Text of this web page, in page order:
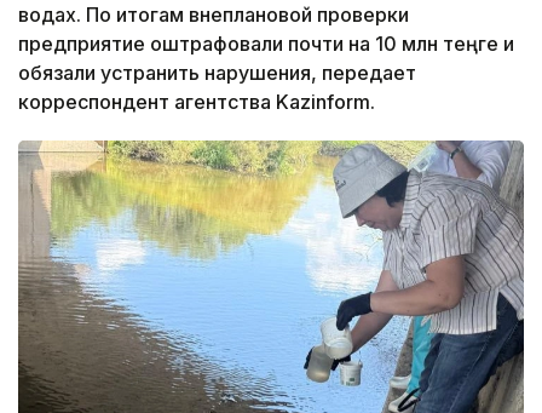
водах. По итогам внеплановой проверки
предприятие оштрафовали почти на 10 млн теңге и
обязали устранить нарушения, передает
корреспондент агентства Kazinform.